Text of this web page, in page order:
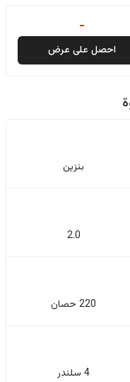
-
احصل على عرض
بنزين
2.0
220 حصان
4 سلندر